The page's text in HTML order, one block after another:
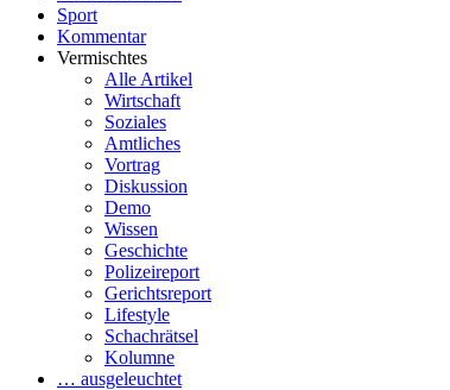
Sport
Kommentar
Vermischtes
Alle Artikel
Wirtschaft
Soziales
Amtliches
Vortrag
Diskussion
Demo
Wissen
Geschichte
Polizeireport
Gerichtsreport
Lifestyle
Schachrätsel
Kolumne
… ausgeleuchtet